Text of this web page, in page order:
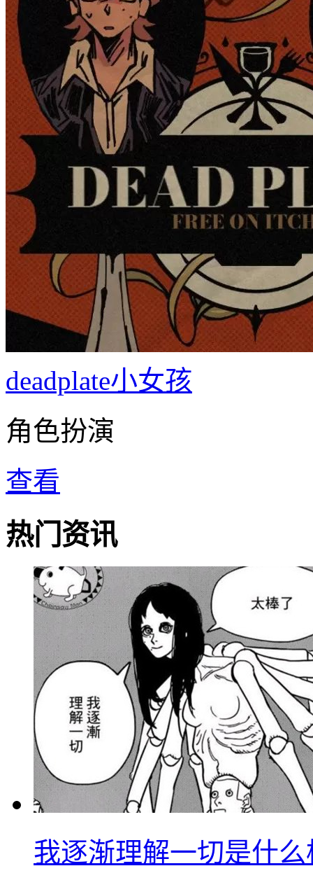
deadplate小女孩
角色扮演
查看
热门资讯
我逐渐理解一切是什